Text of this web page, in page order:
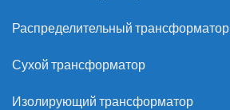
Распределительный трансформатор
Сухой трансформатор
Изолирующий трансформатор